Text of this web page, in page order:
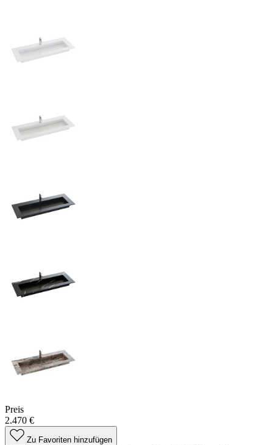
Preis
2.470 €
Zu Favoriten hinzufügen